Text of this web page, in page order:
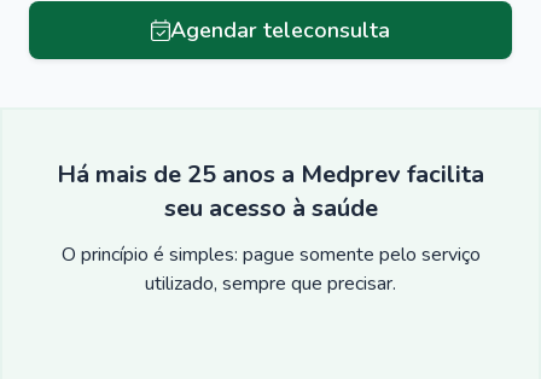
Agendar teleconsulta
Há mais de 25 anos a Medprev facilita
seu acesso à saúde
O princípio é simples: pague somente pelo serviço
utilizado, sempre que precisar.